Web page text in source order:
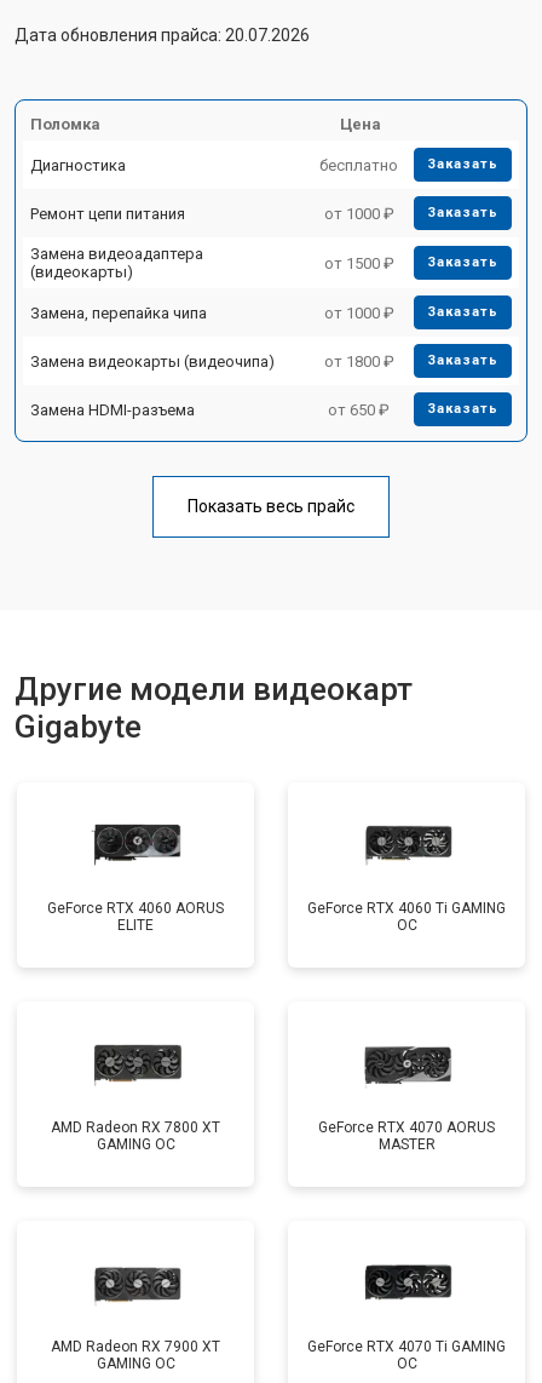
Дата обновления прайса: 20.07.2026
Поломка Цена
Диагностика бесплатно Заказать
Ремонт цепи питания от 1000 ₽ Заказать
Замена видеоадаптера
(видеокарты)
от 1500 ₽ Заказать
Замена, перепайка чипа от 1000 ₽ Заказать
Замена видеокарты (видеочипа) от 1800 ₽ Заказать
Замена HDMI-разъема от 650 ₽ Заказать
Показать весь прайс
Другие модели видеокарт
Gigabyte
GeForce RTX 4060 AORUS
ELITE
GeForce RTX 4060 Ti GAMING
OC
AMD Radeon RX 7800 XT
GAMING OC
GeForce RTX 4070 AORUS
MASTER
AMD Radeon RX 7900 XT
GAMING OC
GeForce RTX 4070 Ti GAMING
OC